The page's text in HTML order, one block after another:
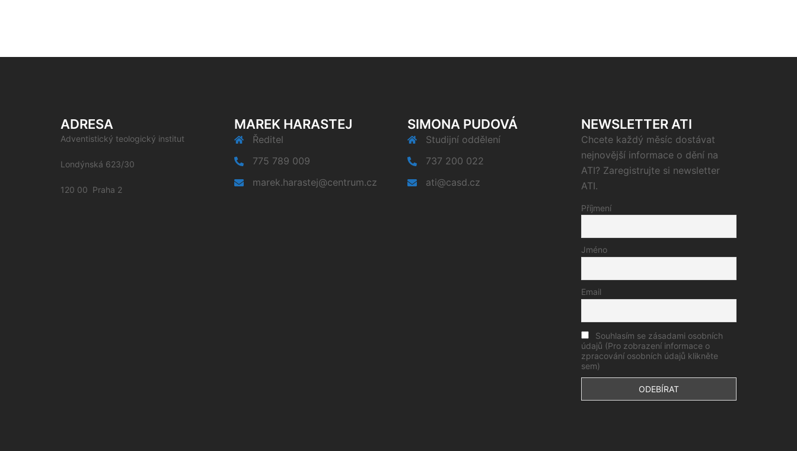
ADRESA
Adventistický teologický institut
Londýnská 623/30
120 00 Praha 2
MAREK HARASTEJ
Ředitel
775 789 009
marek.harastej@centrum.cz
SIMONA PUDOVÁ
Studijní oddělení
737 200 022
ati@casd.cz
NEWSLETTER ATI
Chcete každý měsíc dostávat
nejnovější informace o dění na
ATI? Zaregistrujte si newsletter
ATI.
Příjmení
Jméno
Email
Souhlasím se zásadami osobních
údajů (Pro zobrazení informace o
zpracování osobních údajů klikněte
sem)